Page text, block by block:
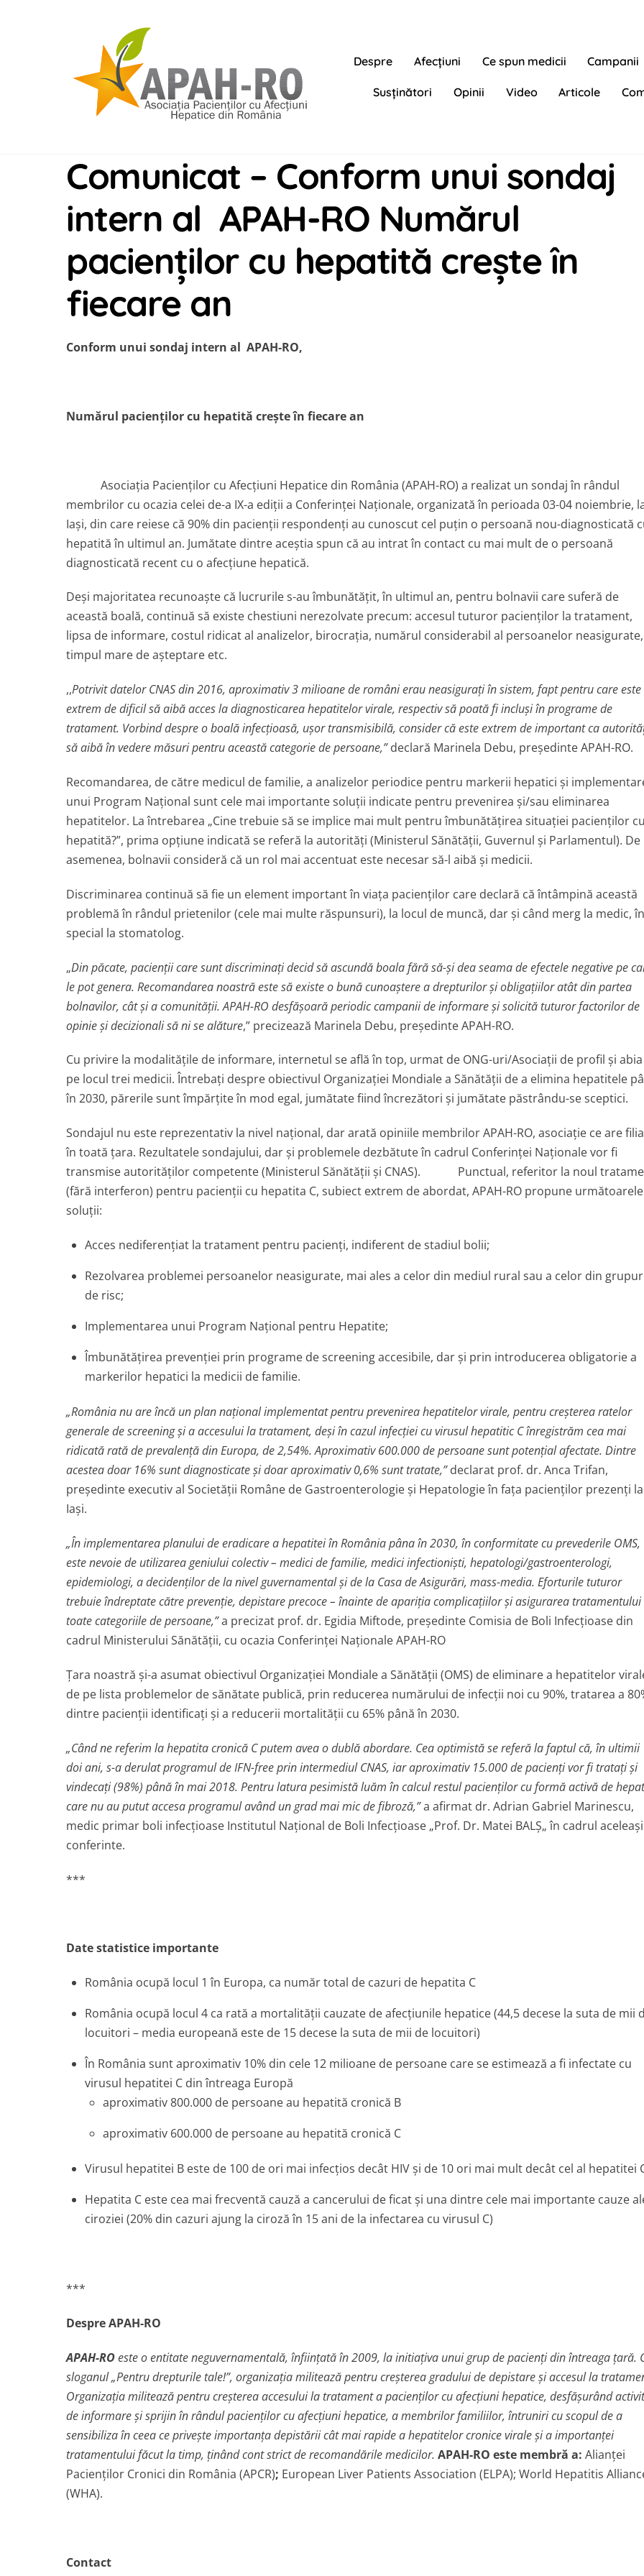
Despre Afecțiuni Ce spun medicii Campanii
Susținători Opinii Video Articole
Comunicat – Conform unui sondaj
intern al APAH-RO Numărul
pacienţilor cu hepatită creşte în
fiecare an
Conform unui sondaj intern al APAH-RO,
Numărul pacienţilor cu hepatită creşte în fiecare an
Asociaţia Pacienţilor cu Afecţiuni Hepatice din România (APAH-RO) a realizat un sondaj în rândul
membrilor cu ocazia celei de-a IX-a ediţii a Conferinţei Naţionale, organizată în perioada 03-04 noiembrie,
Iaşi, din care reiese că 90% din pacienţii respondenţi au cunoscut cel puţin o persoană nou-diagnosticată
hepatită în ultimul an. Jumătate dintre aceştia spun că au intrat în contact cu mai mult de o persoană
diagnosticată recent cu o afecţiune hepatică.
Deşi majoritatea recunoaşte că lucrurile s-au îmbunătăţit, în ultimul an, pentru bolnavii care suferă de
această boală, continuă să existe chestiuni nerezolvate precum: accesul tuturor pacienţilor la tratament,
lipsa de informare, costul ridicat al analizelor, birocraţia, numărul considerabil al persoanelor neasigurate,
timpul mare de aşteptare etc.
,,Potrivit datelor CNAS din 2016, aproximativ 3 milioane de români erau neasiguraţi în sistem, fapt pentru care este
extrem de dificil să aibă acces la diagnosticarea hepatitelor virale, respectiv să poată fi incluşi în programe de
tratament. Vorbind despre o boală infecţioasă, uşor transmisibilă, consider că este extrem de important ca
să aibă în vedere măsuri pentru această categorie de persoane,”declară Marinela Debu, preşedinte APAH-RO.
Recomandarea, de către medicul de familie, a analizelor periodice pentru markerii hepatici şi
unui Program Naţional sunt cele mai importante soluţii indicate pentru prevenirea şi/sau eliminarea
hepatitelor. La întrebarea „Cine trebuie să se implice mai mult pentru îmbunătăţirea situaţiei pacienţilor
hepatită?”, prima opţiune indicată se referă la autorităţi (Ministerul Sănătăţii, Guvernul şi Parlamentul). De
asemenea, bolnavii consideră că un rol mai accentuat este necesar să-l aibă şi medicii.
Discriminarea continuă să fie un element important în viaţa pacienţilor care declară că întâmpină această
problemă în rândul prietenilor (cele mai multe răspunsuri), la locul de muncă, dar şi când merg la medic, în
special la stomatolog.
„Din păcate, pacienţii care sunt discriminaţi decid să ascundă boala fără să-şi dea seama de efectele negative pe
le pot genera. Recomandarea noastră este să existe o bună cunoaştere a drepturilor şi obligaţiilor atât din partea
bolnavilor, cât şi a comunităţii. APAH-RO desfăşoară periodic campanii de informare şi solicită tuturor factorilor de
opinie şi decizionali să ni se alăture,” precizează Marinela Debu, preşedinte APAH-RO.
Cu privire la modalităţile de informare, internetul se află în top, urmat de ONG-uri/Asociaţii de profil şi abia
pe locul trei medicii. Întrebaţi despre obiectivul Organizaţiei Mondiale a Sănătăţii de a elimina hepatitele
în 2030, părerile sunt împărţite în mod egal, jumătate fiind încrezători şi jumătate păstrându-se sceptici.
Sondajul nu este reprezentativ la nivel naţional, dar arată opiniile membrilor APAH-RO, asociaţie ce are
în toată ţara. Rezultatele sondajului, dar şi problemele dezbătute în cadrul Conferinţei Naţionale vor fi
transmise autorităţilor competente (Ministerul Sănătăţii şi CNAS). Punctual, referitor la noul
(fără interferon) pentru pacienţii cu hepatita C, subiect extrem de abordat, APAH-RO propune următoarele
soluţii:
Acces nediferenţiat la tratament pentru pacienţi, indiferent de stadiul bolii;
Rezolvarea problemei persoanelor neasigurate, mai ales a celor din mediul rural sau a celor din
de risc;
Implementarea unui Program Naţional pentru Hepatite;
Îmbunătăţirea prevenţiei prin programe de screening accesibile, dar şi prin introducerea obligatorie a
markerilor hepatici la medicii de familie.
„România nu are încă un plan naţional implementat pentru prevenirea hepatitelor virale, pentru creşterea ratelor
generale de screening şi a accesului la tratament, deşi în cazul infecţiei cu virusul hepatitic C înregistrăm cea mai
ridicată rată de prevalenţă din Europa, de 2,54%. Aproximativ 600.000 de persoane sunt potenţial afectate. Dintre
acestea doar 16% sunt diagnosticate şi doar aproximativ 0,6% sunt tratate,”declarat prof. dr. Anca Trifan,
preşedinte executiv al Societăţii Române de Gastroenterologie şi Hepatologie în faţa pacienţilor prezenţi la
Iaşi.
„În implementarea planului de eradicare a hepatitei în România pâna în 2030, în conformitate cu prevederile OMS,
este nevoie de utilizarea geniului colectiv – medici de familie, medici infectionişti, hepatologi/gastroenterologi,
epidemiologi, a decidenţilor de la nivel guvernamental şi de la Casa de Asigurări, mass-media. Eforturile tuturor
trebuie îndreptate către prevenţie, depistare precoce – înainte de apariţia complicaţiilor şi asigurarea
toate categoriile de persoane,”a precizat prof. dr. Egidia Miftode, preşedinte Comisia de Boli Infecţioase din
cadrul Ministerului Sănătăţii, cu ocazia Conferinţei Naţionale APAH-RO
Ţara noastră şi-a asumat obiectivul Organizaţiei Mondiale a Sănătăţii (OMS) de eliminare a hepatitelor
de pe lista problemelor de sănătate publică, prin reducerea numărului de infecţii noi cu 90%, tratarea a
dintre pacienţii identificaţi şi a reducerii mortalităţii cu 65% până în 2030.
„Când ne referim la hepatita cronică C putem avea o dublă abordare. Cea optimistă se referă la faptul că, în ultimii
doi ani, s-a derulat programul de IFN-free prin intermediul CNAS, iar aproximativ 15.000 de pacienţi vor fi trataţi şi
vindecaţi (98%) până în mai 2018. Pentru latura pesimistă luăm în calcul restul pacienţilor cu formă activă de
care nu au putut accesa programul având un grad mai mic de fibroză,”a afirmat dr. Adrian Gabriel Marinescu,
medic primar boli infecţioase Institutul Naţional de Boli Infecţioase „Prof. Dr. Matei BALŞ„ în cadrul aceleaşi
conferinte.
***
Date statistice importante
România ocupă locul 1 în Europa, ca număr total de cazuri de hepatita C
România ocupă locul 4 ca rată a mortalităţii cauzate de afecţiunile hepatice (44,5 decese la suta de mii
locuitori – media europeană este de 15 decese la suta de mii de locuitori)
În România sunt aproximativ 10% din cele 12 milioane de persoane care se estimează a fi infectate cu
virusul hepatitei C din întreaga Europă
aproximativ 800.000 de persoane au hepatită cronică B
aproximativ 600.000 de persoane au hepatită cronică C
Virusul hepatitei B este de 100 de ori mai infecţios decât HIV şi de 10 ori mai mult decât cel al hepatitei
Hepatita C este cea mai frecventă cauză a cancerului de ficat şi una dintre cele mai importante cauze
ciroziei (20% din cazuri ajung la ciroză în 15 ani de la infectarea cu virusul C)
***
Despre APAH-RO
APAH-ROeste o entitate neguvernamentală, înfiinţată în 2009, la initiaţiva unui grup de pacienţi din întreaga ţară.
sloganul „Pentru drepturile tale!”, organizaţia militează pentru creşterea gradului de depistare şi accesul la
Organizaţia militează pentru creşterea accesului la tratament a pacienţilor cu afecţiuni hepatice, desfăşurând
de informare şi sprijin în rândul pacienţilor cu afecţiuni hepatice, a membrilor familiilor, întruniri cu scopul de a
sensibiliza în ceea ce priveşte importanţa depistării cât mai rapide a hepatitelor cronice virale şi a importanţei
tratamentului făcut la timp, ţinând cont strict de recomandările medicilor. APAH-RO este membră a: Alianţei
Pacienţilor Cronici din România (APCR); European Liver Patients Association (ELPA); World Hepatitis
(WHA).
Contact